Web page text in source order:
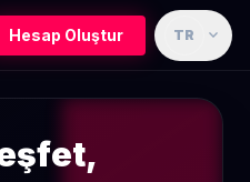
Hesap Oluştur TR expand_more